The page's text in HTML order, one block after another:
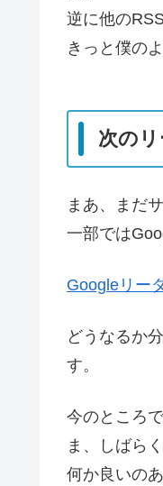
逆に他の
きっと僕の
次の
まあ、まだ
一部では
Googleリー
どうなるか
す。
今のところで
ま、しばら
何か良いの